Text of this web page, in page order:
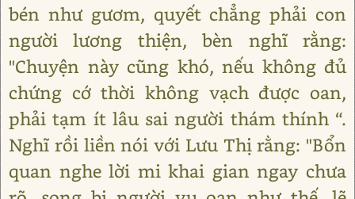
bén như gươm, quyết chẳng phải con
người lương thiện, bèn nghĩ rằng:
"Chuyện này cũng khó, nếu không đủ
chứng cớ thời không vạch được oan,
phải tạm ít lâu sai người thám thính “.
Nghĩ rồi liền nói với Lưu Thị rằng: "Bổn
quan nghe lời mi khai gian ngay chưa